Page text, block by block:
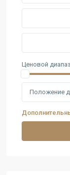
Ценовой
Положение